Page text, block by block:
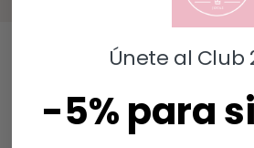
Únete al Club
-5% para